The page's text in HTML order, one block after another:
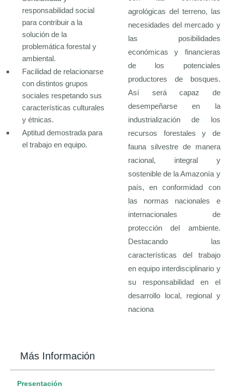
responsabilidad social
para contribuir a la
solución de la
problemática forestal y
ambiental.
Facilidad de relacionarse
con distintos grupos
sociales respetando sus
características culturales
y étnicas.
Aptitud demostrada para
el trabajo en equipo.
agrológicas del terreno, las
necesidades del mercado y
las posibilidades
económicas y financieras
de los potenciales
productores de bosques.
Así será capaz de
desempeñarse en la
industrialización de los
recursos forestales y de
fauna silvestre de manera
racional, integral y
sostenible de la Amazonía y
país, en conformidad con
las normas nacionales e
internacionales de
protección del ambiente.
Destacando las
características del trabajo
en equipo interdisciplinario y
su responsabilidad en el
desarrollo local, regional y
naciona
Más Información
Presentación